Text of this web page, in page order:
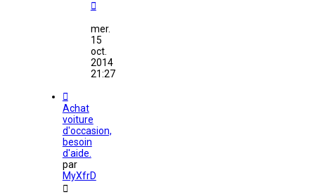
mer.
15
oct.
2014
21:27
Achat
voiture
d'occasion,
besoin
d'aide.
par
MyXfrD